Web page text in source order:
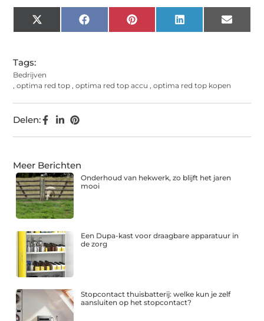
X
(Twitter)
Facebook Pinterest LinkedIn Email
Tags:
Bedrijven
,optima red top ,optima red top accu ,optima red top kopen
Delen:
Meer Berichten
Onderhoud van hekwerk, zo blijft het jaren
mooi
Een Dupa-kast voor draagbare apparatuur in
de zorg
Stopcontact thuisbatterij: welke kun je zelf
aansluiten op het stopcontact?